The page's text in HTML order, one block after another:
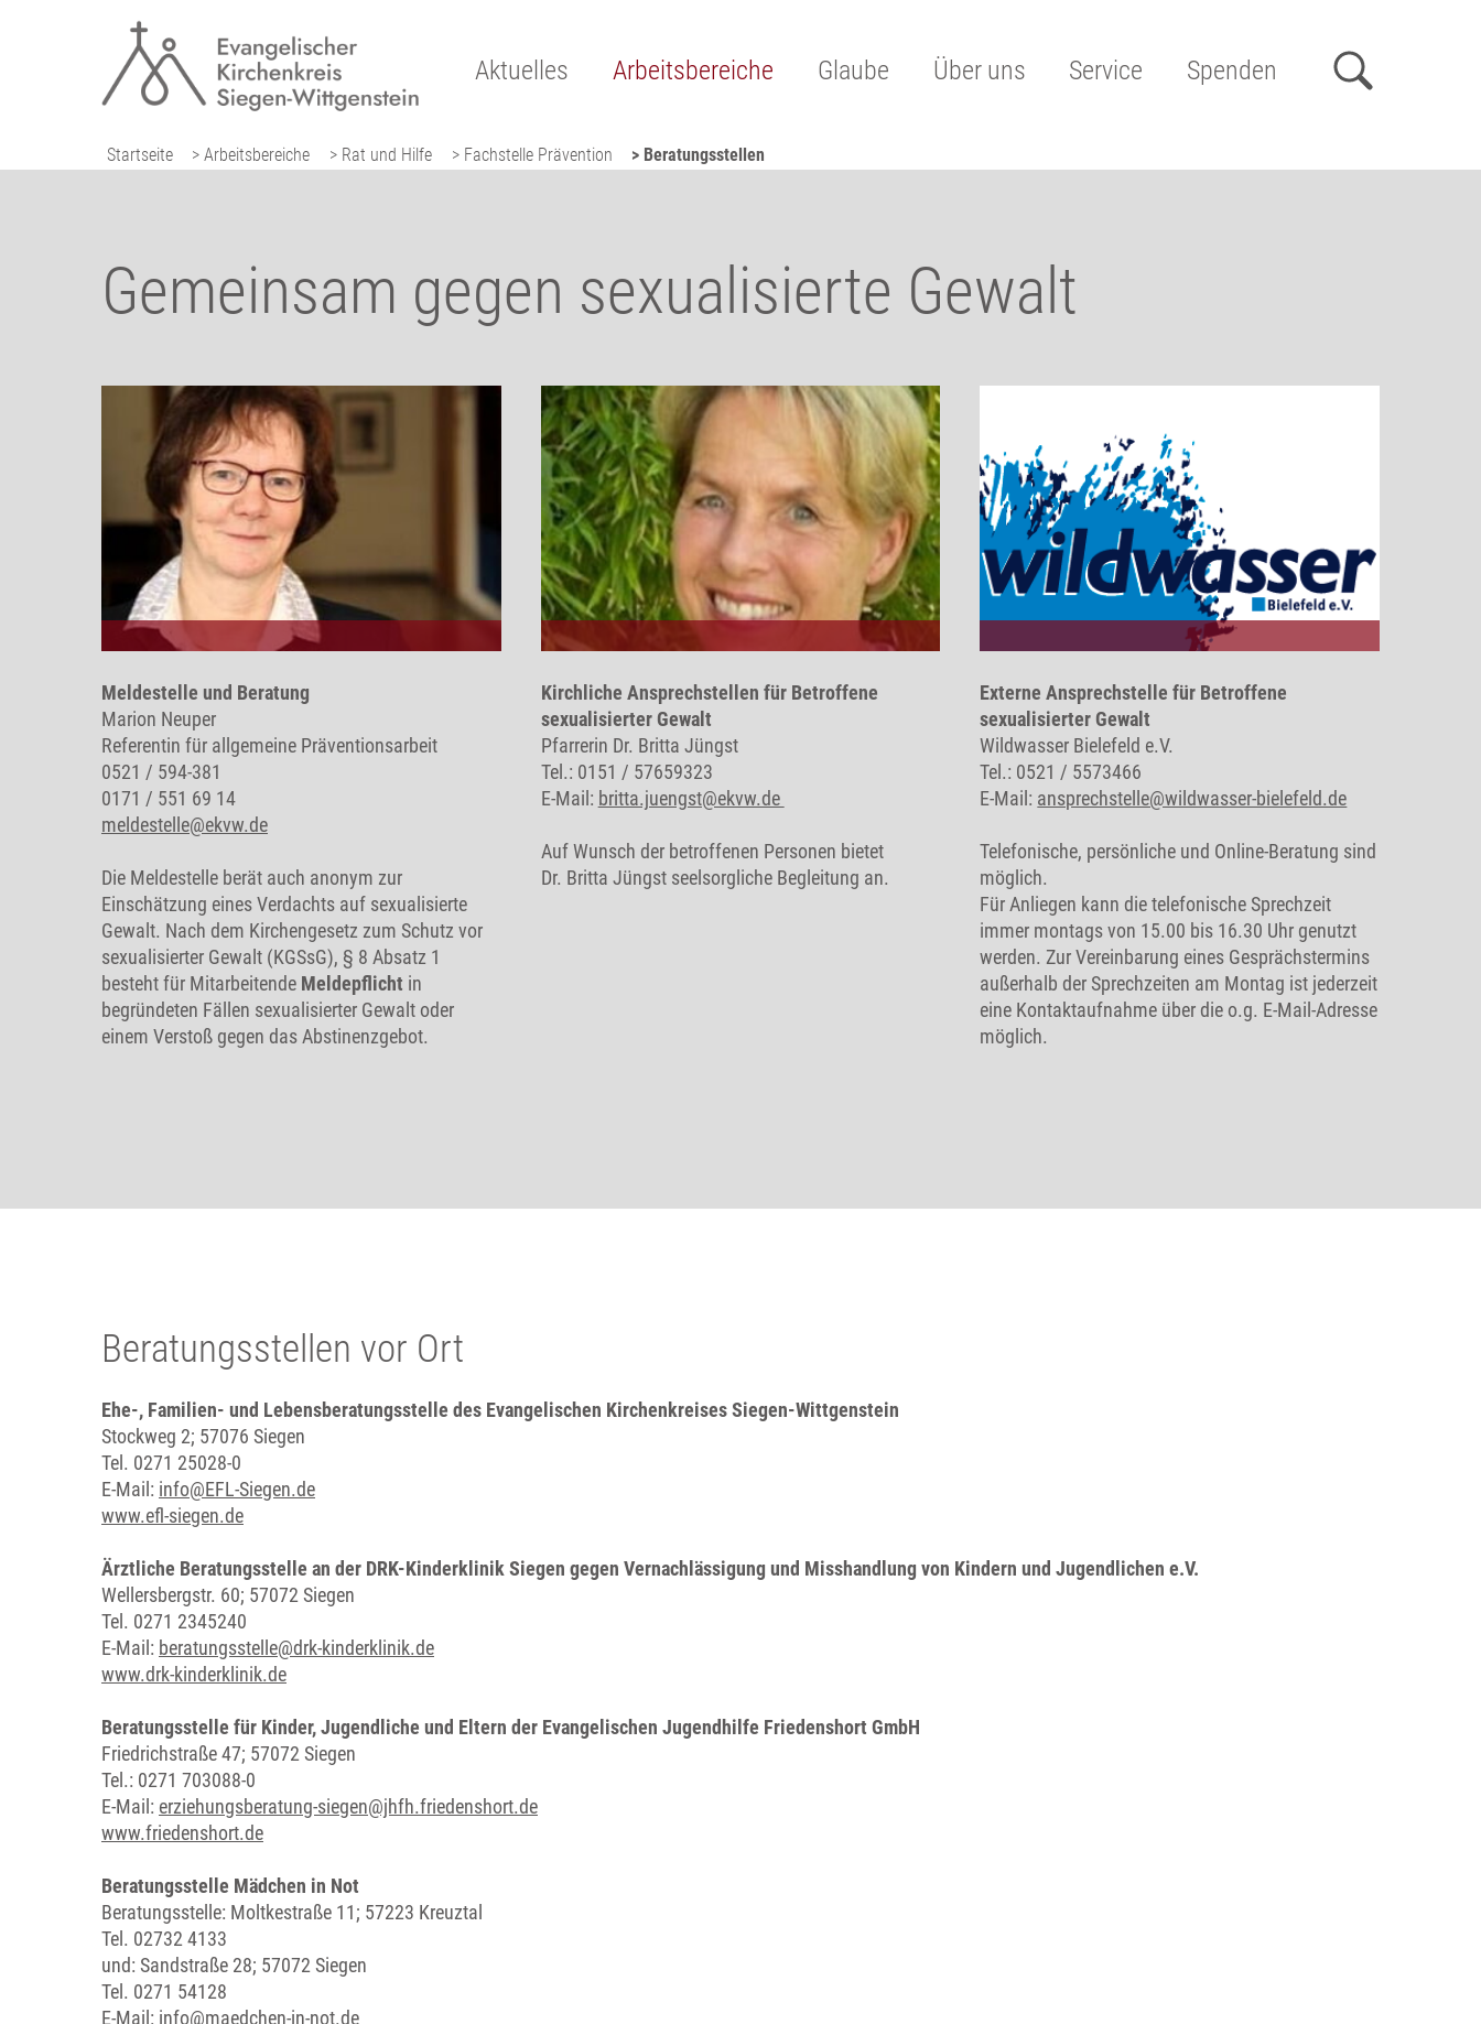
Aktuelles Arbeitsbereiche Glaube Über uns Service Spenden
Startseite > Arbeitsbereiche > Rat und Hilfe > Fachstelle Prävention > Beratungsstellen
Gemeinsam gegen sexualisierte Gewalt
Meldestelle und Beratung
Marion Neuper
Referentin für allgemeine Präventionsarbeit
0521 / 594-381
0171 / 551 69 14
meldestelle@ekvw.de
Die Meldestelle berät auch anonym zur
Einschätzung eines Verdachts auf sexualisierte
Gewalt. Nach dem Kirchengesetz zum Schutz vor
sexualisierter Gewalt (KGSsG), § 8 Absatz 1
besteht für Mitarbeitende Meldepflicht in
begründeten Fällen sexualisierter Gewalt oder
einem Verstoß gegen das Abstinenzgebot.
Kirchliche Ansprechstellen für Betroffene
sexualisierter Gewalt
Pfarrerin Dr. Britta Jüngst
Tel.: 0151 / 57659323
E-Mail: britta.juengst@ekvw.de
Auf Wunsch der betroffenen Personen bietet
Dr. Britta Jüngst seelsorgliche Begleitung an.
Externe Ansprechstelle für Betroffene
sexualisierter Gewalt
Wildwasser Bielefeld e.V.
Tel.: 0521 / 5573466
E-Mail: ansprechstelle@wildwasser-bielefeld.de
Telefonische, persönliche und Online-Beratung sind
möglich.
Für Anliegen kann die telefonische Sprechzeit
immer montags von 15.00 bis 16.30 Uhr genutzt
werden. Zur Vereinbarung eines Gesprächstermins
außerhalb der Sprechzeiten am Montag ist jederzeit
eine Kontaktaufnahme über die o.g. E-Mail-Adresse
möglich.
Beratungsstellen vor Ort
Ehe-, Familien- und Lebensberatungsstelle des Evangelischen Kirchenkreises Siegen-Wittgenstein
Stockweg 2; 57076 Siegen
Tel. 0271 25028-0
E-Mail: info@EFL-Siegen.de
www.efl-siegen.de
Ärztliche Beratungsstelle an der DRK-Kinderklinik Siegen gegen Vernachlässigung und Misshandlung von Kindern und Jugendlichen e.V.
Wellersbergstr. 60; 57072 Siegen
Tel. 0271 2345240
E-Mail: beratungsstelle@drk-kinderklinik.de
www.drk-kinderklinik.de
Beratungsstelle für Kinder, Jugendliche und Eltern der Evangelischen Jugendhilfe Friedenshort GmbH
Friedrichstraße 47; 57072 Siegen
Tel.: 0271 703088-0
E-Mail: erziehungsberatung-siegen@jhfh.friedenshort.de
www.friedenshort.de
Beratungsstelle Mädchen in Not
Beratungsstelle: Moltkestraße 11; 57223 Kreuztal
Tel. 02732 4133
und: Sandstraße 28; 57072 Siegen
Tel. 0271 54128
E-Mail: info@maedchen-in-not.de